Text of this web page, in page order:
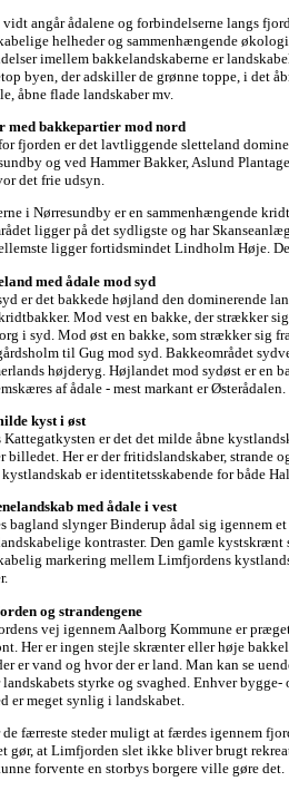
vidt angår ådalene og forbindelserne langs
helheder og sammenhængende
imellem bakkelandskaberne er
byen, der adskiller de grønne toppe, i det
åbne flade landskaber mv.
med bakkepartier mod nord
fjorden er det lavtliggende sletteland
og ved Hammer Bakker, Aslund
det frie udsyn.
i Nørresundby er en sammenhængende
ligger på det sydligste og har
ligger fortidsmindet Lindholm Høje.
med ådale mod syd
er det bakkede højland den dominerende
Mod vest en bakke, der strækker
i syd. Mod øst en bakke, som strækker sig
til Gug mod syd. Bakkeområdet
højderyg. Højlandet mod sydøst er en
af ådale - mest markant er Østerådalen.
kyst i øst
Kattegatkysten er det det milde åbne
billedet. Her er der fritidslandskaber, strande
er identitetsskabende for både
med ådale i vest
bagland slynger Binderup ådal sig igennem
kontraster. Den gamle kystskrænt
markering mellem Limfjordens
og strandengene
vej igennem Aalborg Kommune er
Her er ingen stejle skrænter eller høje
er vand og hvor der er land. Man kan se
landskabets styrke og svaghed. Enhver
er meget synlig i landskabet.
de færreste steder muligt at færdes igennem
gør, at Limfjorden slet ikke bliver brugt
forvente en storbys borgere ville gøre det.